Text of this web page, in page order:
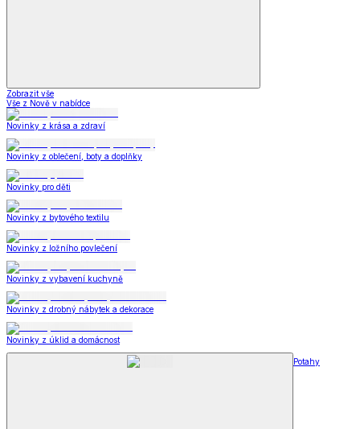
Zobrazit vše
Vše z Nově v nabídce
Novinky z krása a zdraví
Novinky z oblečení, boty a doplňky
Novinky pro děti
Novinky z bytového textilu
Novinky z ložního povlečení
Novinky z vybavení kuchyně
Novinky z drobný nábytek a dekorace
Novinky z úklid a domácnost
Potahy